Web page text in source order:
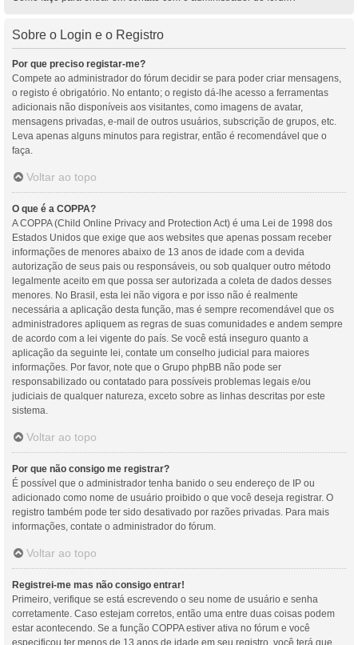
Sobre o Login e o Registro
Por que preciso registar-me?
Compete ao administrador do fórum decidir se para poder criar mensagens,
o registo é obrigatório. No entanto; o registo dá-lhe acesso a ferramentas
adicionais não disponíveis aos visitantes, como imagens de avatar,
mensagens privadas, e-mail de outros usuários, subscrição de grupos, etc.
Leva apenas alguns minutos para registrar, então é recomendável que o
faça.
Voltar ao topo
O que é a COPPA?
A COPPA (Child Online Privacy and Protection Act) é uma Lei de 1998 dos
Estados Unidos que exige que aos websites que apenas possam receber
informações de menores abaixo de 13 anos de idade com a devida
autorização de seus pais ou responsáveis, ou sob qualquer outro método
legalmente aceito em que possa ser autorizada a coleta de dados desses
menores. No Brasil, esta lei não vigora e por isso não é realmente
necessária a aplicação desta função, mas é sempre recomendável que os
administradores apliquem as regras de suas comunidades e andem sempre
de acordo com a lei vigente do país. Se você está inseguro quanto a
aplicação da seguinte lei, contate um conselho judicial para maiores
informações. Por favor, note que o Grupo phpBB não pode ser
responsabilizado ou contatado para possíveis problemas legais e/ou
judiciais de qualquer natureza, exceto sobre as linhas descritas por este
sistema.
Voltar ao topo
Por que não consigo me registrar?
É possível que o administrador tenha banido o seu endereço de IP ou
adicionado como nome de usuário proibido o que você deseja registrar. O
registro também pode ter sido desativado por razões privadas. Para mais
informações, contate o administrador do fórum.
Voltar ao topo
Registrei-me mas não consigo entrar!
Primeiro, verifique se está escrevendo o seu nome de usuário e senha
corretamente. Caso estejam corretos, então uma entre duas coisas podem
estar acontecendo. Se a função COPPA estiver ativa no fórum e você
especificou ter menos de 13 anos de idade em seu registro, você terá que